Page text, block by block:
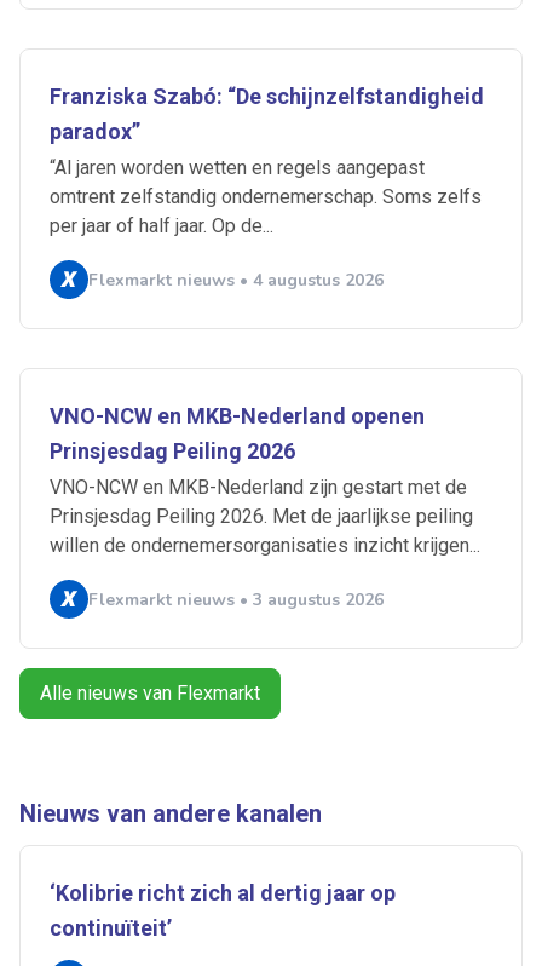
Franziska Szabó: “De schijnzelfstandigheid
paradox”
“Al jaren worden wetten en regels aangepast
omtrent zelfstandig ondernemerschap. Soms zelfs
per jaar of half jaar. Op de...
Flexmarkt nieuws • 4 augustus 2026
VNO-NCW en MKB-Nederland openen
Prinsjesdag Peiling 2026
VNO-NCW en MKB-Nederland zijn gestart met de
Prinsjesdag Peiling 2026. Met de jaarlijkse peiling
willen de ondernemersorganisaties inzicht krijgen...
Flexmarkt nieuws • 3 augustus 2026
Alle nieuws van Flexmarkt
Nieuws van andere kanalen
‘Kolibrie richt zich al dertig jaar op
continuïteit’
Alerts ontvangen
Artikelen zoeken
Alles Ingezonden ABU
Bureau Cicero
Doorzaam